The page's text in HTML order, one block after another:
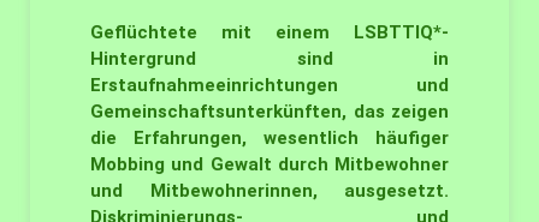
Geflüchtete mit einem LSBTTIQ*-
Hintergrund sind in
Erstaufnahmeeinrichtungen und
Gemeinschaftsunterkünften, das zeigen
die Erfahrungen, wesentlich häufiger
Mobbing und Gewalt durch Mitbewohner
und Mitbewohnerinnen, ausgesetzt.
Diskriminierungs- und